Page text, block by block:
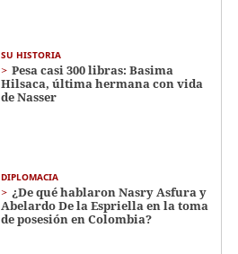
SU HISTORIA
Pesa casi 300 libras: Basima
Hilsaca, última hermana con vida
de Nasser
DIPLOMACIA
¿De qué hablaron Nasry Asfura y
Abelardo De la Espriella en la toma
de posesión en Colombia?